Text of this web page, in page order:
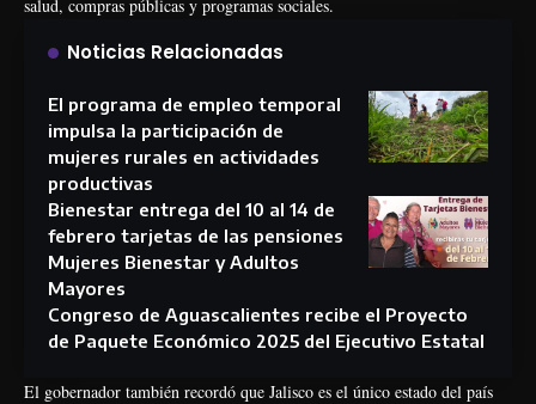
salud, compras públicas y programas sociales.
Noticias Relacionadas
El programa de empleo temporal
impulsa la participación de
mujeres rurales en actividades
productivas
Bienestar entrega del 10 al 14 de
febrero tarjetas de las pensiones
Mujeres Bienestar y Adultos
Mayores
Congreso de Aguascalientes recibe el Proyecto
de Paquete Económico 2025 del Ejecutivo Estatal
El gobernador también recordó que Jalisco es el único estado del país